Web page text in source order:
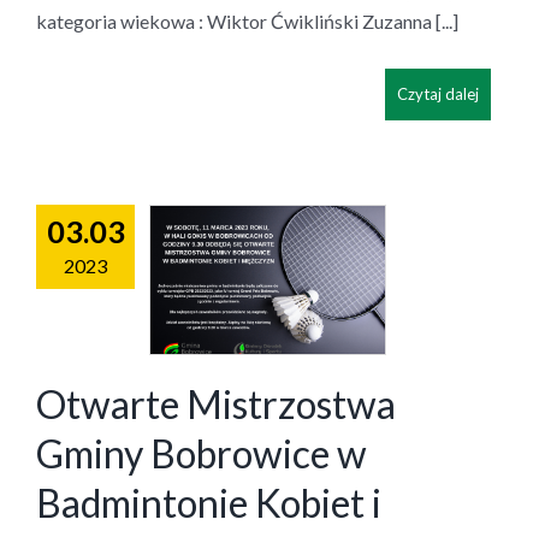
kategoria wiekowa : Wiktor Ćwikliński Zuzanna [...]
Czytaj dalej
03.03
2023
Otwarte Mistrzostwa
Gminy Bobrowice w
Badmintonie Kobiet i